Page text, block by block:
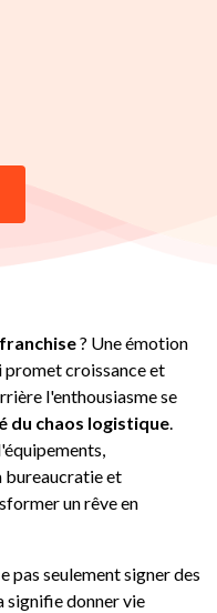
? Une émotion
promet croissance et
l'enthousiasme se
du chaos logistique.
bureaucratie et
un rêve en
pas seulement signer des
signifie donner vie